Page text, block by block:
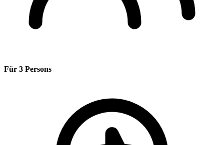
Für 3 Persons